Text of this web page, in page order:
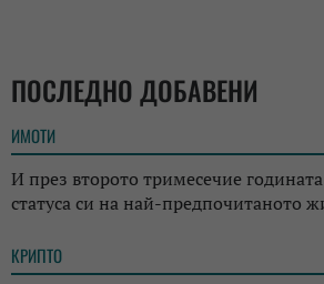
ПОСЛЕДНО ДОБАВЕНИ
ИМОТИ
И през второто тримесечие
статуса си на най-предпочитаното
КРИПТО